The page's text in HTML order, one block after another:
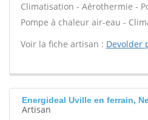
Climatisation - Aérothermie -
Pompe à chaleur air-eau -
Voir la fiche artisan : Devolder
Energideal Uville en ferrain,
Artisan